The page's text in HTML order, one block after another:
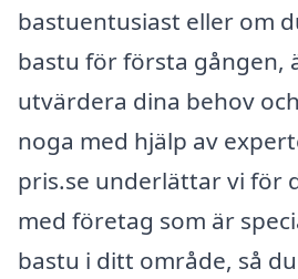
bastuentusiast eller om
bastu för första gången,
utvärdera dina behov
noga med hjälp av
pris.se underlättar vi för
med företag som är
bastu i ditt område, så